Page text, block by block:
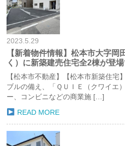
2023.5.29
【新着物件情報】松本市大字岡
く）に新築建売住宅全2棟が登場
【松本市不動産】【松本市新築住宅
ブルの備え、「ＱＵＩＥ（クワイエ
ー、コンビニなどの商業施 […]
READ MORE